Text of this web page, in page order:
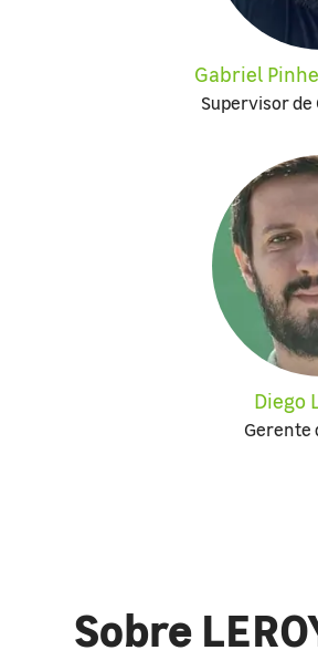
Gabriel
Supervisor
Diego
Gerente
Sobre